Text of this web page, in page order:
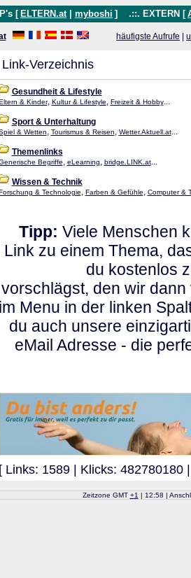
[ ELTERN.at myboshi ] .::. EXTERN [
häufigste Aufrufe
Link-Verzeichnis
Gesundheit & Lifestyle
& Kinder, Kultur & Lifestyle, Freizeit & Hobby...
Sport & Unterhaltung
& Wetten, Tourismus & Reisen, Wetter.Aktuell.at...
Themenlinks
Begriffe, eLearning, bridge.LINK.at...
Wissen & Technik
& Technologie, Farben & Gefühle, Computer &
Tipp: Viele Menschen
Link zu einem Thema,
du kostenlos
vorschlägst, den wir
im Menu in der linken
du auch unsere
eMail Adresse - die
[ Links: 1589 | Klicks: 482780180
Zeitzone GMT +1 | 12:58 |